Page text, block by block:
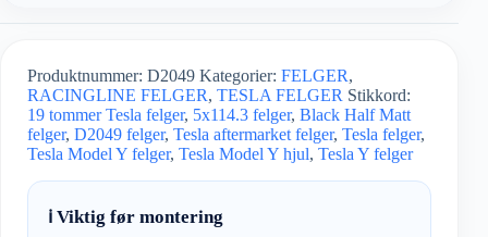
Produktnummer: D2049 Kategorier: FELGER,
RACINGLINE FELGER, TESLA FELGER Stikkord:
19 tommer Tesla felger, 5x114.3 felger, Black Half Matt
felger, D2049 felger, Tesla aftermarket felger, Tesla felger,
Tesla Model Y felger, Tesla Model Y hjul, Tesla Y felger
ℹ️ Viktig før montering